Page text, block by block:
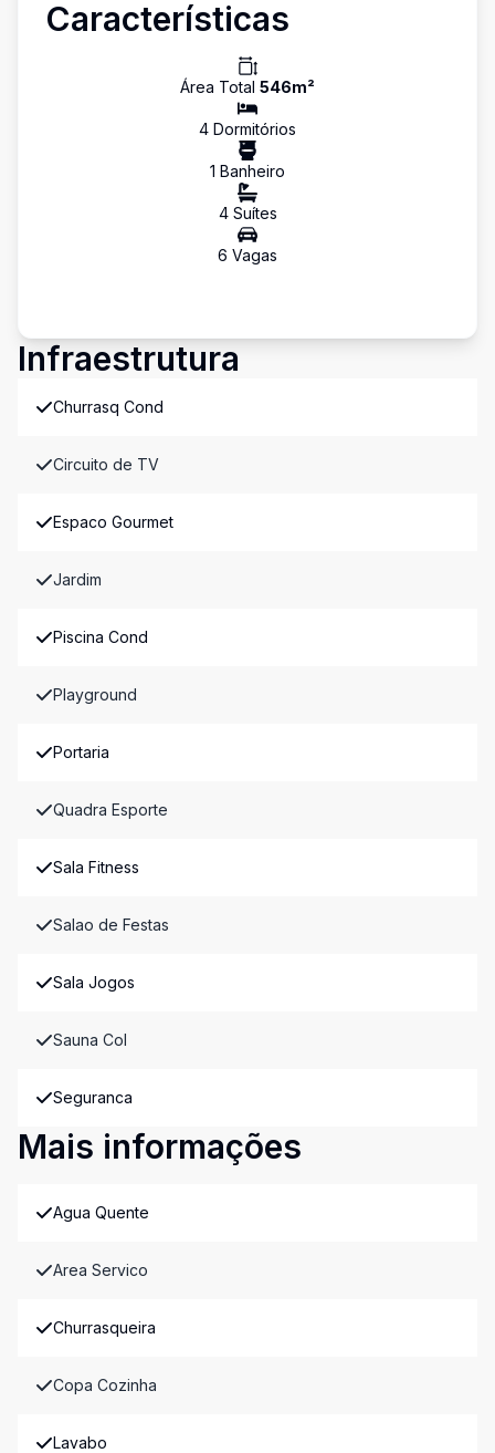
Características
Área Total 546m²
4 Dormitórios
1 Banheiro
4Suítes
6 Vagas
Infraestrutura
Churrasq Cond
Circuito de TV
Espaco Gourmet
Jardim
Piscina Cond
Playground
Portaria
Quadra Esporte
Sala Fitness
Salao de Festas
Sala Jogos
Sauna Col
Seguranca
Mais informações
Agua Quente
Area Servico
Churrasqueira
Copa Cozinha
Lavabo